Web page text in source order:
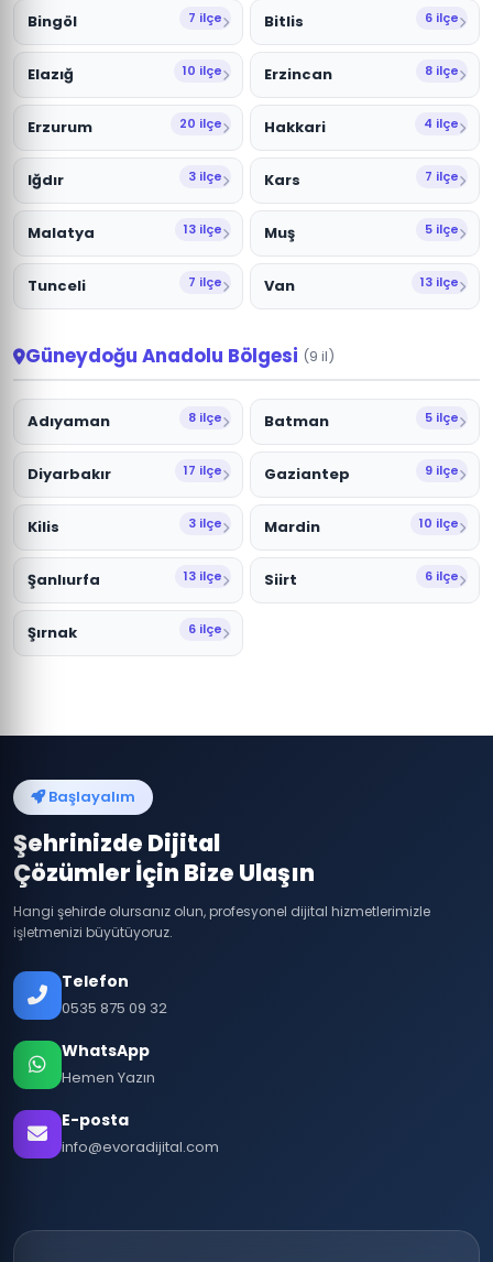
Bingöl 7 ilçe Bitlis 6 ilçe
Elazığ 10 ilçe Erzincan 8 ilçe
Erzurum 20 ilçe Hakkari 4 ilçe
Iğdır 3 ilçe Kars 7 ilçe
Malatya 13 ilçe Muş 5 ilçe
Tunceli 7 ilçe Van 13 ilçe
Güneydoğu Anadolu Bölgesi (9 il)
Adıyaman 8 ilçe Batman 5 ilçe
Diyarbakır 17 ilçe Gaziantep 9 ilçe
Kilis 3 ilçe Mardin 10 ilçe
Şanlıurfa 13 ilçe Siirt 6 ilçe
Şırnak 6 ilçe
Başlayalım
Şehrinizde Dijital
Çözümler İçin Bize Ulaşın
Hangi şehirde olursanız olun, profesyonel dijital hizmetlerimizle
işletmenizi büyütüyoruz.
Telefon
0535 875 09 32
WhatsApp
Hemen Yazın
E-posta
info@evoradijital.com